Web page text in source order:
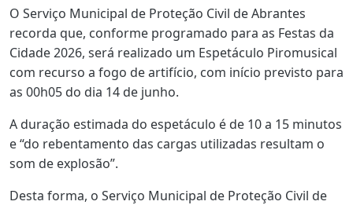
O Serviço Municipal de Proteção Civil de Abrantes
recorda que, conforme programado para as Festas da
Cidade 2026, será realizado um Espetáculo Piromusical
com recurso a fogo de artifício, com início previsto para
as 00h05 do dia 14 de junho.
A duração estimada do espetáculo é de 10 a 15 minutos
e “do rebentamento das cargas utilizadas resultam o
som de explosão”.
Desta forma, o Serviço Municipal de Proteção Civil de